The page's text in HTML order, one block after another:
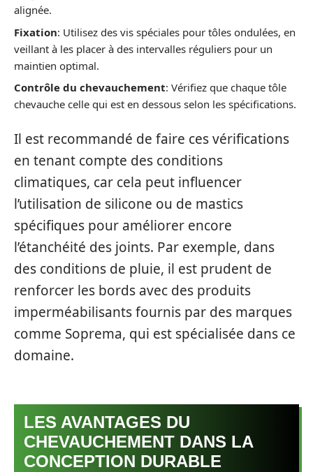
alignée.
Fixation: Utilisez des vis spéciales pour tôles ondulées, en
veillant à les placer à des intervalles réguliers pour un
maintien optimal.
Contrôle du chevauchement: Vérifiez que chaque tôle
chevauche celle qui est en dessous selon les spécifications.
Il est recommandé de faire ces vérifications
en tenant compte des conditions
climatiques, car cela peut influencer
l’utilisation de silicone ou de mastics
spécifiques pour améliorer encore
l’étanchéité des joints. Par exemple, dans
des conditions de pluie, il est prudent de
renforcer les bords avec des produits
imperméabilisants fournis par des marques
comme Soprema, qui est spécialisée dans ce
domaine.
LES AVANTAGES DU
CHEVAUCHEMENT DANS LA
CONCEPTION DURABLE